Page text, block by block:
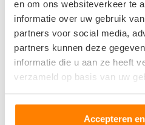
en om ons websiteverkeer te
informatie over uw gebruik
partners voor social media,
partners kunnen deze
informatie die u aan ze heeft
verzameld op basis van uw
Accepteren